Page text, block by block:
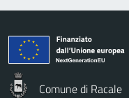
Comune di Racale